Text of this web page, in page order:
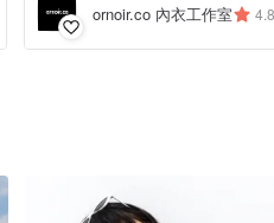
ornoir.co 內衣工作室 4.8